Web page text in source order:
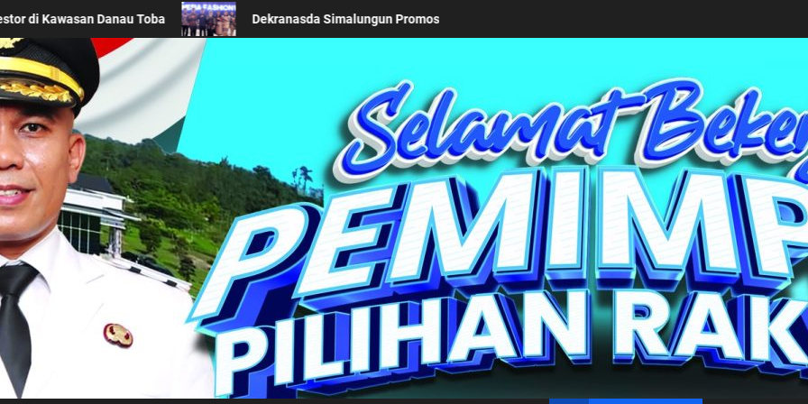
di Acara BTN Indonesia Fashion Week 2026 Keseriusan Pemkab Simalungun bersama Kemendagri Kawal Investasi
Simalungun